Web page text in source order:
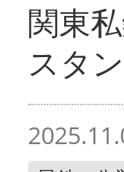
関東
スタ